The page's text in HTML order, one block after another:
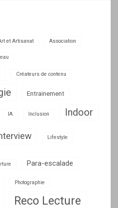
et Artisanat Association
Créateurs de contenu
Entrainement
IA Inclusion Indoor
Lifestyle
Para-escalade
Photographie
Reco Lecture